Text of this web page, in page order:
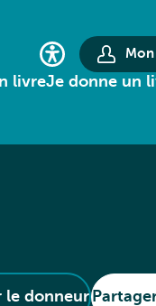
livreJe donne un
le donneur